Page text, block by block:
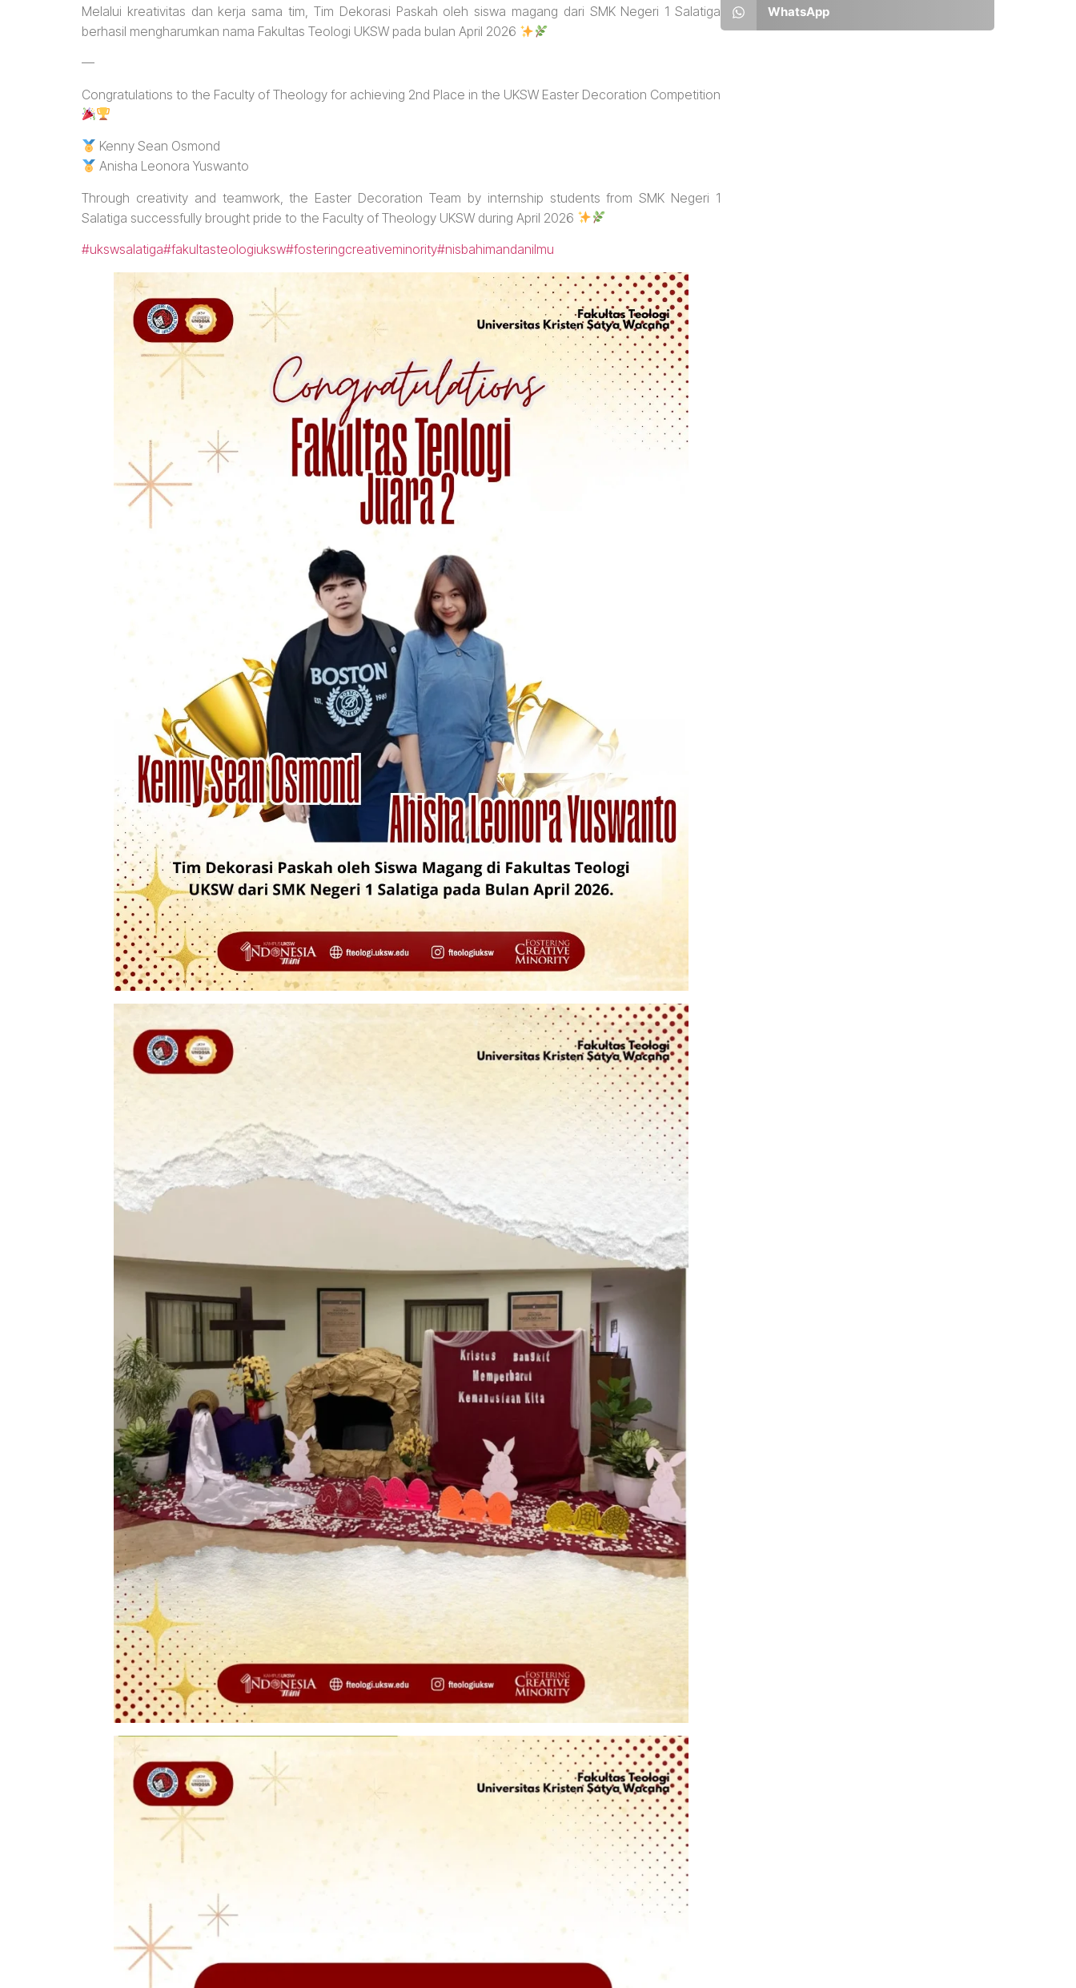
Melalui kreativitas dan kerja sama tim, Tim Dekorasi Paskah oleh siswa magang dari SMK Negeri 1 Salatiga
berhasil mengharumkan nama Fakultas Teologi UKSW pada bulan April 2026
—
Congratulations to the Faculty of Theology for achieving 2nd Place in the UKSW Easter Decoration Competition
Kenny Sean Osmond
Anisha Leonora Yuswanto
Through creativity and teamwork, the Easter Decoration Team by internship students from SMK Negeri 1
Salatiga successfully brought pride to the Faculty of Theology UKSW during April 2026
#ukswsalatiga#fakultasteologiuksw#fosteringcreativeminority#nisbahimandanilmu
WhatsApp